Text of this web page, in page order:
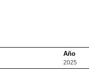
Año
2025